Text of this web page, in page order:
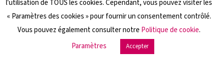
l'utilisation de TOUS les cookies. Cependant, vous pouvez visiter les
« Paramètres des cookies » pour fournir un consentement contrôlé.
Vous pouvez également consulter notre Politique de cookie.
Paramètres
Accepter